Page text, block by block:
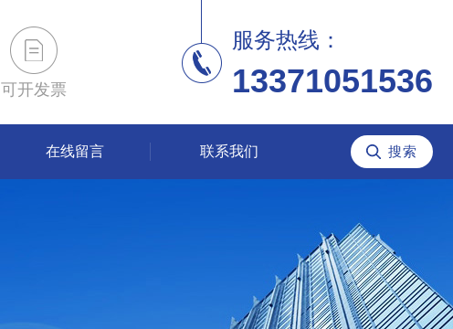
可开发票
服务热线：
13371051536
在线留言 联系我们